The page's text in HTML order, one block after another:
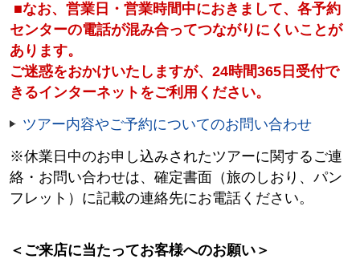
■なお、営業日・営業時間中におきまして、各予約
センターの電話が混み合ってつながりにくいことが
あります。
ご迷惑をおかけいたしますが、24時間365日受付で
きるインターネットをご利用ください。
ツアー内容やご予約についてのお問い合わせ
※休業日中のお申し込みされたツアーに関するご連
絡・お問い合わせは、確定書面（旅のしおり、パン
フレット）に記載の連絡先にお電話ください。
＜ご来店に当たってお客様へのお願い＞